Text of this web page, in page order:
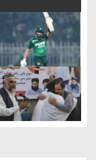
a
v
i
g
a